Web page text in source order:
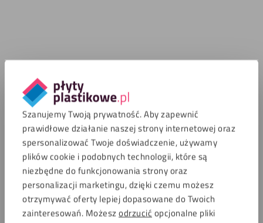
Szanujemy Twoją prywatność. Aby zapewnić
prawidłowe działanie naszej strony internetowej oraz
spersonalizować Twoje doświadczenie, używamy
plików cookie i podobnych technologii, które są
niezbędne do funkcjonowania strony oraz
personalizacji marketingu, dzięki czemu możesz
otrzymywać oferty lepiej dopasowane do Twoich
zainteresowań. Możesz odrzucić opcjonalne pliki